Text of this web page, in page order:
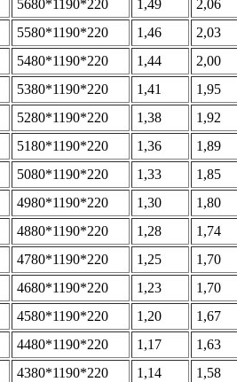
5680*1190*220 1,49
2,06
5580*1190*220 1,46
2,03
5480*1190*220 1,44
2,00
5380*1190*220 1,41
1,95
5280*1190*220 1,38
1,92
5180*1190*220 1,36
1,89
5080*1190*220 1,33
1,85
4980*1190*220 1,30
1,80
4880*1190*220 1,28
1,74
4780*1190*220 1,25
1,70
4680*1190*220 1,23
1,70
4580*1190*220 1,20
1,67
4480*1190*220 1,17
1,63
4380*1190*220 1,14
1,58